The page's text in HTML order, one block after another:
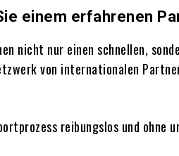
einem erfahrenen
nicht nur einen schnellen,
von internationalen
reibungslos und